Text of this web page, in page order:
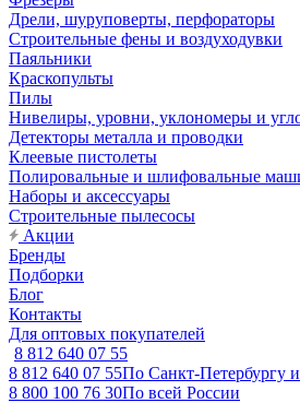
Дрели, шуруповерты, перфораторы
Строительные фены и воздуходувки
Паяльники
Краскопульты
Пилы
Нивелиры, уровни, уклономеры и
Детекторы металла и проводки
Клеевые пистолеты
Полировальные и шлифовальные
Наборы и аксессуары
Строительные пылесосы
Акции
Бренды
Подборки
Блог
Контакты
Для оптовых покупателей
8 812 640 07 55
8 812 640 07 55По Санкт-Петербургу
8 800 100 76 30По всей России